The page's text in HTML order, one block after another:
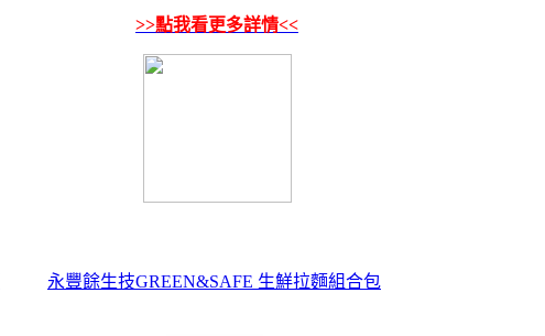
>>點我看更多詳情<<
永豐餘生技GREEN&SAFE 生鮮拉麵組合包